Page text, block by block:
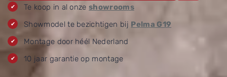
Te koop in al onze showrooms
Showmodel te bezichtigen bij Pelma G19
Montage door héél Nederland
10 jaar garantie op montage